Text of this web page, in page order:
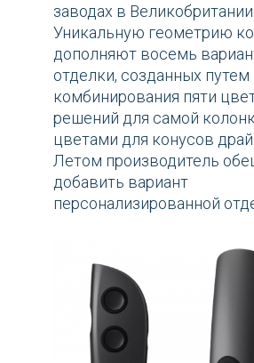
заводах в Великобритании.
Уникальную геометрию
дополняют восемь
отделки, созданных путем
комбинирования пяти
решений для самой
цветами для конусов
Летом производитель
добавить вариант
персонализированной